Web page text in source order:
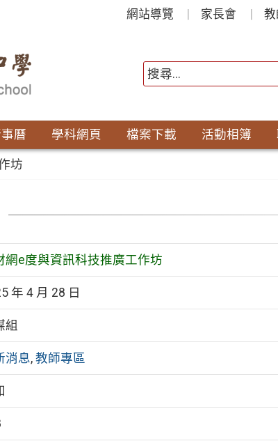
網站導覽 家長會
曆 學科網頁 檔案下載 活動相簿
坊
網e度與資訊科技推廣工作坊
年 4 月 28 日
組
消息, 教師專區